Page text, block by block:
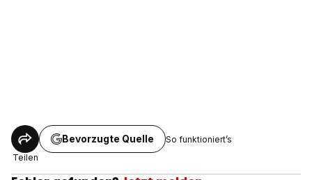
Teilen
Bevorzugte Quelle So funktioniert’s